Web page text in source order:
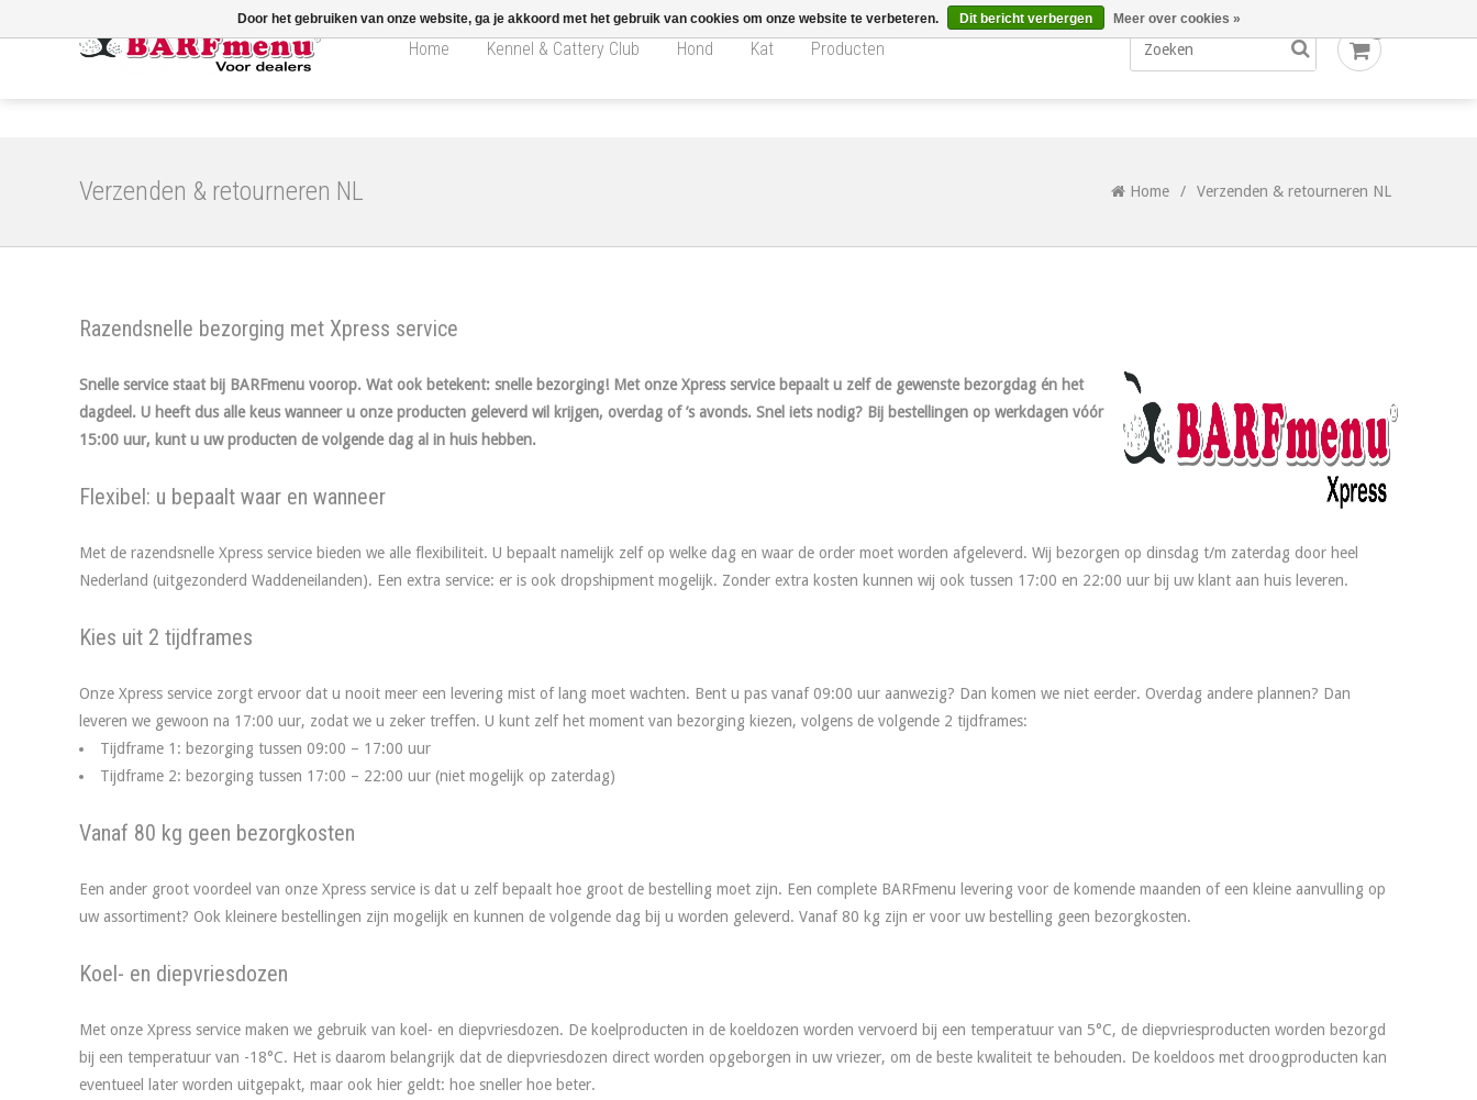
Home Kennel & Cattery Club Hond Kat Producten
Verzenden & retourneren NL Home / Verzenden & retourneren NL
Razendsnelle bezorging met Xpress service
Snelle service staat bij BARFmenu voorop. Wat ook betekent: snelle bezorging! Met onze Xpress service bepaalt u zelf de gewenste bezorgdag én het
dagdeel. U heeft dus alle keus wanneer u onze producten geleverd wil krijgen, overdag of ’s avonds. Snel iets nodig? Bij bestellingen op werkdagen vóór
15:00 uur, kunt u uw producten de volgende dag al in huis hebben.
Flexibel: u bepaalt waar en wanneer
Met de razendsnelle Xpress service bieden we alle flexibiliteit. U bepaalt namelijk zelf op welke dag en waar de order moet worden afgeleverd. Wij bezorgen op dinsdag t/m zaterdag door heel
Nederland (uitgezonderd Waddeneilanden). Een extra service: er is ook dropshipment mogelijk. Zonder extra kosten kunnen wij ook tussen 17:00 en 22:00 uur bij uw klant aan huis leveren.
Kies uit 2 tijdframes
Onze Xpress service zorgt ervoor dat u nooit meer een levering mist of lang moet wachten. Bent u pas vanaf 09:00 uur aanwezig? Dan komen we niet eerder. Overdag andere plannen? Dan
leveren we gewoon na 17:00 uur, zodat we u zeker treffen. U kunt zelf het moment van bezorging kiezen, volgens de volgende 2 tijdframes:
Tijdframe 1: bezorging tussen 09:00 – 17:00 uur
Tijdframe 2: bezorging tussen 17:00 – 22:00 uur (niet mogelijk op zaterdag)
Vanaf 80 kg geen bezorgkosten
Een ander groot voordeel van onze Xpress service is dat u zelf bepaalt hoe groot de bestelling moet zijn. Een complete BARFmenu levering voor de komende maanden of een kleine aanvulling op
uw assortiment? Ook kleinere bestellingen zijn mogelijk en kunnen de volgende dag bij u worden geleverd. Vanaf 80 kg zijn er voor uw bestelling geen bezorgkosten.
Koel- en diepvriesdozen
Met onze Xpress service maken we gebruik van koel- en diepvriesdozen. De koelproducten in de koeldozen worden vervoerd bij een temperatuur van 5°C, de diepvriesproducten worden bezorgd
bij een temperatuur van -18°C. Het is daarom belangrijk dat de diepvriesdozen direct worden opgeborgen in uw vriezer, om de beste kwaliteit te behouden. De koeldoos met droogproducten kan
eventueel later worden uitgepakt, maar ook hier geldt: hoe sneller hoe beter.
Door het gebruiken van onze website, ga je akkoord met het gebruik van cookies om onze website te verbeteren. Dit bericht verbergen Meer over cookies »